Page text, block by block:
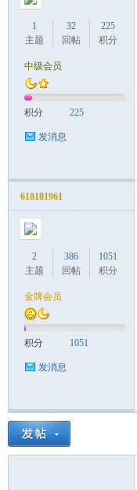
1
主题
32
回帖
225
积分
中级会员
积分 225
发消息
618181961
2
主题
386
回帖
1051
积分
金牌会员
积分 1051
发消息